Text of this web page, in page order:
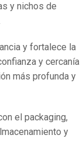
y nichos de
y fortalece la
y cercanía
más profunda y
el packaging,
y